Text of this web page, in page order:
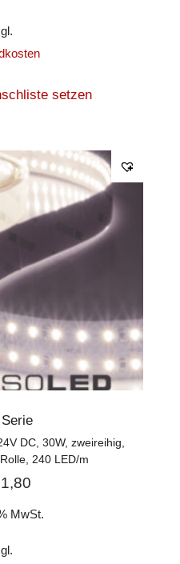
setzen
DC, 30W, zweireihig,
240 LED/m
MwSt.